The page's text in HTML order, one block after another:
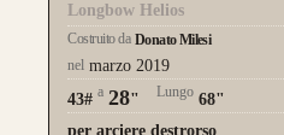
Longbow Helios
Costruito da Donato Milesi
nel marzo 2019
43# a 28" Lungo 68"
per arciere destrorso